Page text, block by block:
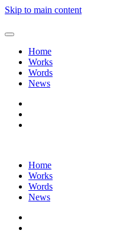
Skip to main content
Home
Works
Words
News
Home
Works
Words
News